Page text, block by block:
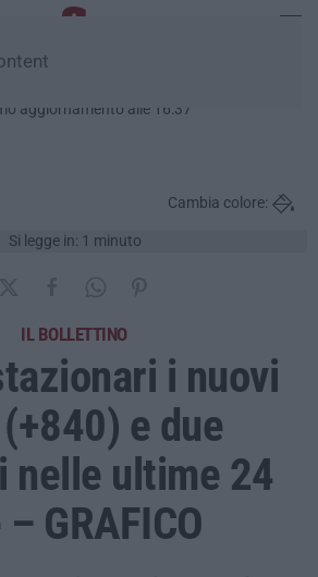
aggiornamento alle 16:37
Si legge in: 1 minuto
Cambia colore:
IL BOLLETTINO
i nuovi
e due
nelle ultime 24
GRAFICO